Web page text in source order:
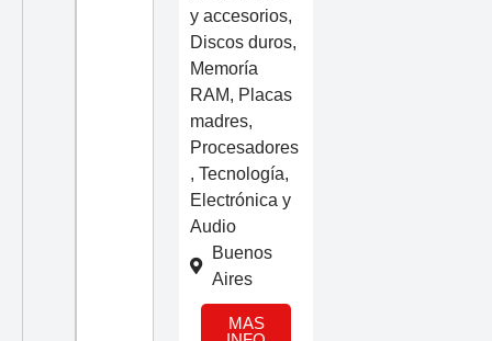
y accesorios,
Discos duros,
Memoría
RAM, Placas
madres,
Procesadores
, Tecnología,
Electrónica y
Audio
Buenos
Aires
MAS